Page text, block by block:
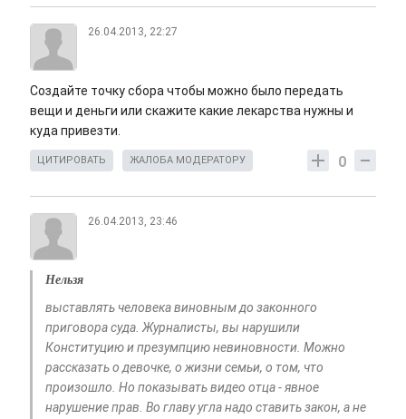
26.04.2013, 22:27
Создайте точку сбора чтобы можно было передать
вещи и деньги или скажите какие лекарства нужны и
куда привезти.
0
ЦИТИРОВАТЬ ЖАЛОБА МОДЕРАТОРУ
26.04.2013, 23:46
Нельзя
выставлять человека виновным до законного
приговора суда. Журналисты, вы нарушили
Конституцию и презумпцию невиновности. Можно
рассказать о девочке, о жизни семьи, о том, что
произошло. Но показывать видео отца - явное
нарушение прав. Во главу угла надо ставить закон, а не